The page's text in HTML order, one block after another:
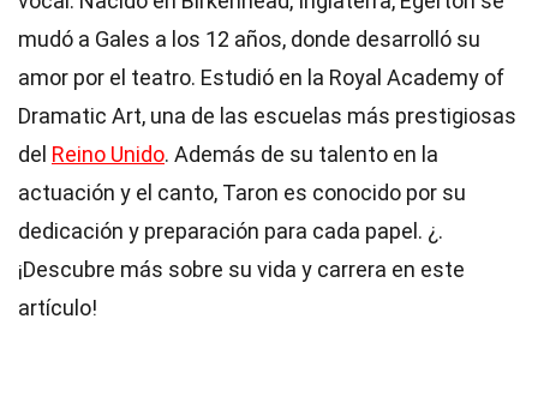
mudó a Gales a los 12 años, donde desarrolló su
amor por el teatro. Estudió en la Royal Academy of
Dramatic Art, una de las escuelas más prestigiosas
del Reino Unido. Además de su talento en la
actuación y el canto, Taron es conocido por su
dedicación y preparación para cada papel. ¿.
¡Descubre más sobre su vida y carrera en este
artículo!